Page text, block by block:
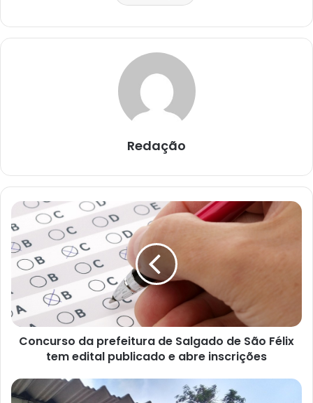
Redação
C
o
n
c
s
o
d
e
f
Concurso da prefeitura de Salgado de São Félix
tem edital publicado e abre inscrições
H
o